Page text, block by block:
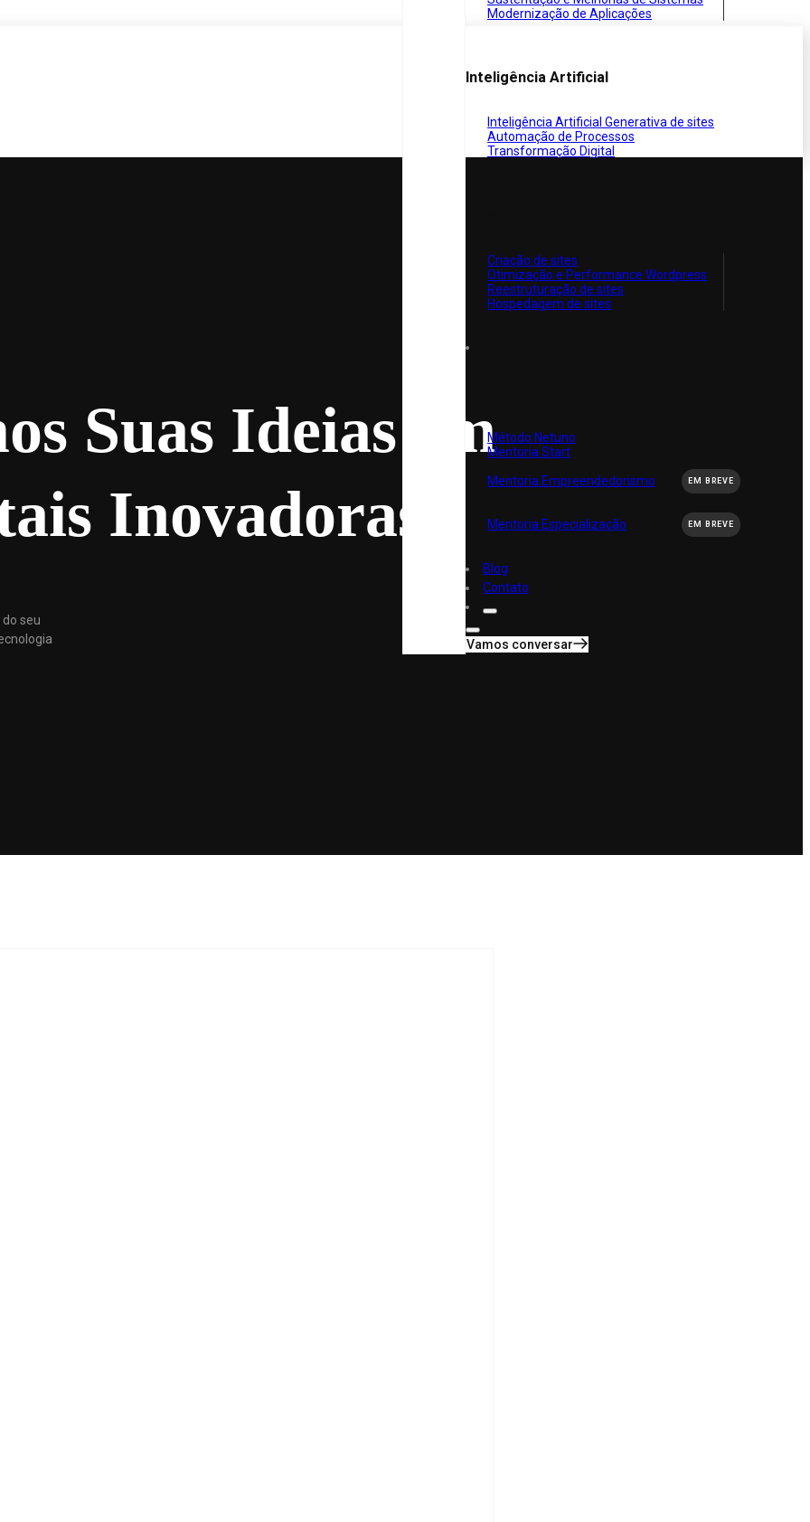
Modernização de Aplicações
Inteligência Artificial
Inteligência Artificial Generativa de sites
Automação de Processos
Transformação Digital
Criação de sites
Otimização e Performance Wordpress
Reestruturação de sites
Hospedagem de sites
Método Netuno
Mentoria Start
Mentoria Empreendedorismo
EM BREVE
Mentoria Especialização EM BREVE
Blog
Contato
Vamos conversar
Suas Ideias em
Inovadoras
seu